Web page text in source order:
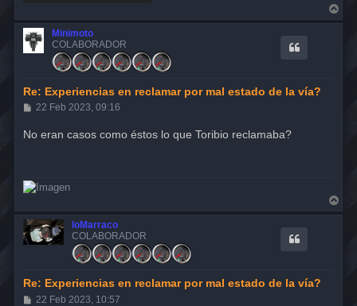
r
Minimoto
COLABORADOR
Re: Experiencias en reclamar por mal estado de la vía?
M
s
22 Feb 2023, 09:16
No eran casos como éstos lo que Toribio reclamaba?
r
loMarraco
COLABORADOR
Re: Experiencias en reclamar por mal estado de la vía?
M
22 Feb 2023, 10:57